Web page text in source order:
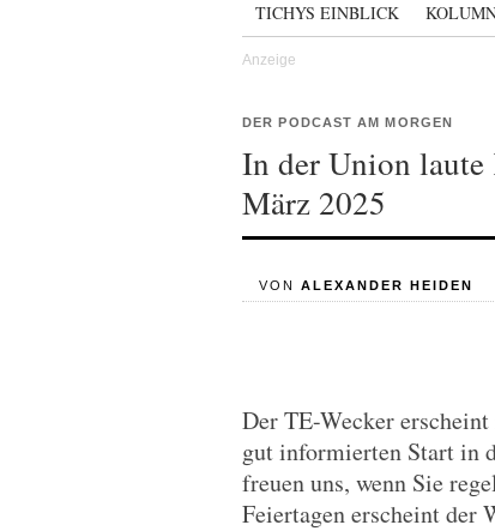
TICHYS EINBLICK
DER PODCAST AM MORGEN
In der Union
März 2025
VON ALEXANDER HEIDEN
Der TE-Wecker
gut informierten Start in
freuen uns, wenn Sie
Feiertagen erscheint der